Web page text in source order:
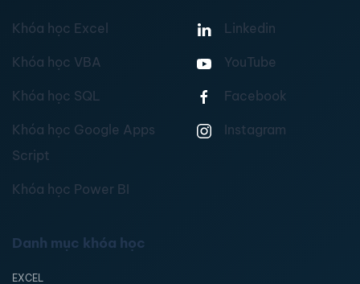
Khóa học Excel
Khóa học VBA
Khóa học SQL
Khóa học Google Apps
Script
Khóa học Power BI
Linkedin
YouTube
Facebook
Instagram
Danh mục khóa học
EXCEL